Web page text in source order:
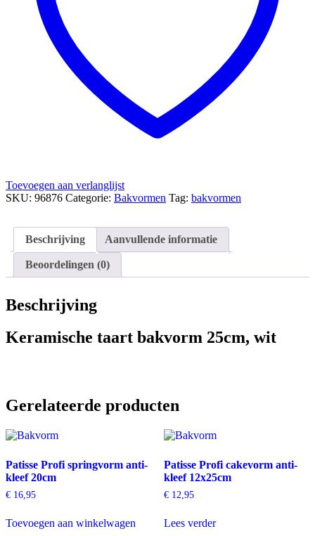
Toevoegen aan verlanglijst
SKU: 96876 Categorie: Bakvormen Tag: bakvormen
Beschrijving Aanvullende informatie
Beoordelingen (0)
Beschrijving
Keramische taart bakvorm 25cm, wit
Gerelateerde producten
Patisse Profi springvorm anti-
kleef 20cm
€ 16,95
Toevoegen aan winkelwagen
Patisse Profi cakevorm anti-
kleef 12x25cm
€12,95
Lees verder